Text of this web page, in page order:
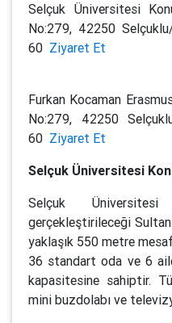
Selçuk Üniversitesi
No:279, 42250
60 Ziyaret Et
Furkan Kocaman
No:279, 42250
60 Ziyaret Et
Selçuk Üniversitesi
Selçuk Üniversitesi
gerçekleştirileceği
yaklaşık 550 metre
36 standart oda ve 6
kapasitesine sahiptir.
mini buzdolabı ve